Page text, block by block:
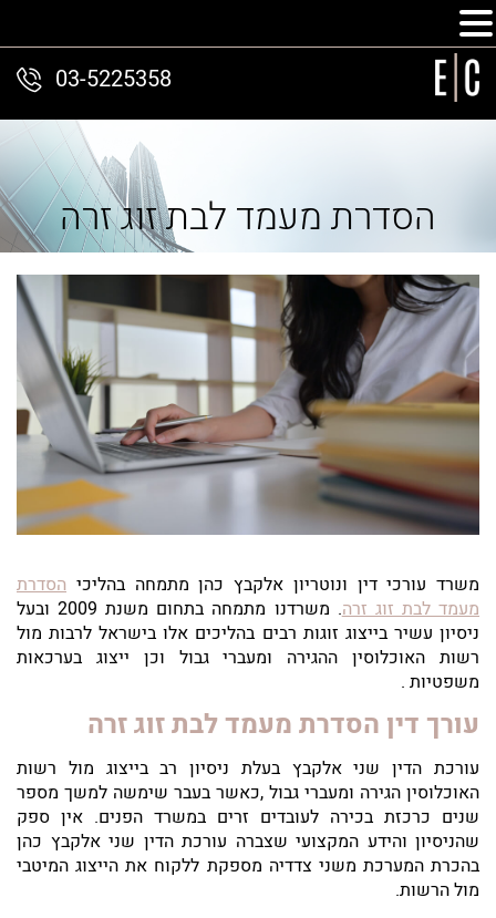
03-5225358
הסדרת מעמד לבת זוג זרה
משרד עורכי דין ונוטריון אלקבץ כהן מתמחה בהליכי הסדרת
מעמד לבת זוג זרה
. משרדנו מתמחה בתחום משנת 2009 ובעל
ניסיון עשיר בייצוג זוגות רבים בהליכים אלו בישראל לרבות מול
רשות האוכלוסין ההגירה ומעברי גבול וכן ייצוג בערכאות
משפטיות .
עורך דין הסדרת מעמד לבת זוג זרה
עורכת הדין שני אלקבץ בעלת ניסיון רב בייצוג מול רשות
האוכלוסין הגירה ומעברי גבול ,כאשר בעבר שימשה למשך מספר
שנים כרכזת בכירה לעובדים זרים במשרד הפנים. אין ספק
שהניסיון והידע המקצועי שצברה עורכת הדין שני אלקבץ כהן
בהכרת המערכת משני צדדיה מספקת ללקוח את הייצוג המיטבי
מול הרשות.